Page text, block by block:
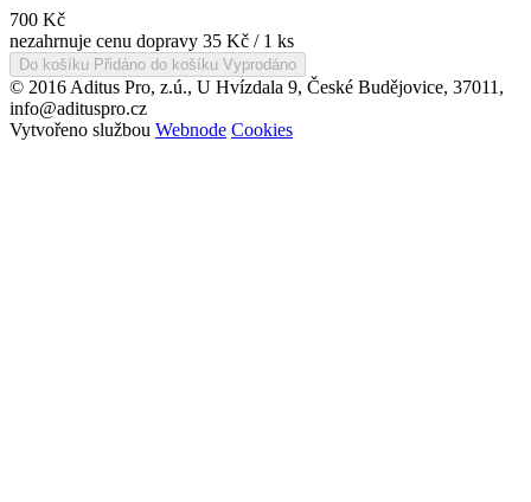
700 Kč
nezahrnuje cenu dopravy 35 Kč / 1 ks
Do košíku Přidáno do košíku Vyprodáno
© 2016 Aditus Pro, z.ú., U Hvízdala 9, České Budějovice, 37011,
info@adituspro.cz
Vytvořeno službou Webnode Cookies